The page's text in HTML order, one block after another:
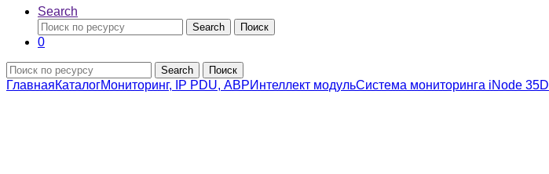
Search
Search Поиск
0
Search Поиск
ГлавнаяКаталогМониторинг, IP PDU, АВРИнтеллект модульСистема мониторинга iNode 35D